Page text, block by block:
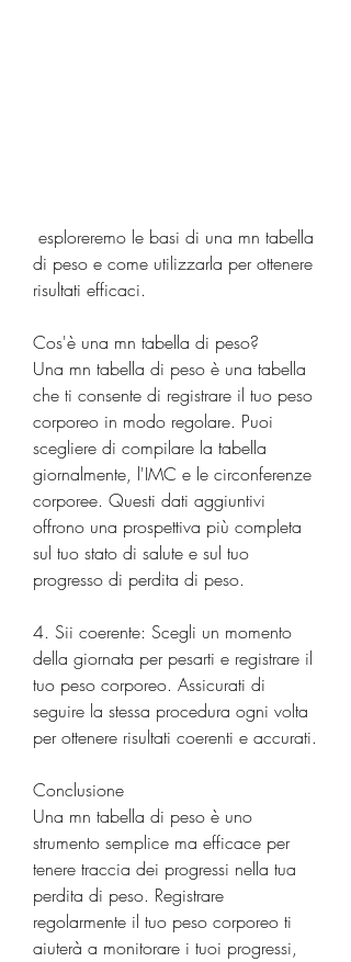
di peso e come utilizzarla per ottenere
risultati efficaci.
Cos'è una mn tabella di peso?
Una mn tabella di peso è una tabella
che ti consente di registrare il tuo peso
corporeo in modo regolare. Puoi
scegliere di compilare la tabella
giornalmente, l'IMC e le circonferenze
corporee. Questi dati aggiuntivi
offrono una prospettiva più completa
sul tuo stato di salute e sul tuo
progresso di perdita di peso.
4. Sii coerente: Scegli un momento
della giornata per pesarti e registrare il
tuo peso corporeo. Assicurati di
seguire la stessa procedura ogni volta
per ottenere risultati coerenti e accurati.
Conclusione
Una mn tabella di peso è uno
strumento semplice ma efficace per
tenere traccia dei progressi nella tua
perdita di peso. Registrare
regolarmente il tuo peso corporeo ti
aiuterà a monitorare i tuoi progressi,